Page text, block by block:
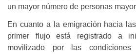
un mayor número de personas
En cuanto a la emigración hacia
primer flujo está registrado a
movilizado por las